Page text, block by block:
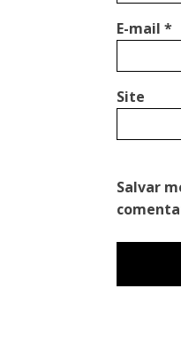
E-mail *
Site
Salvar